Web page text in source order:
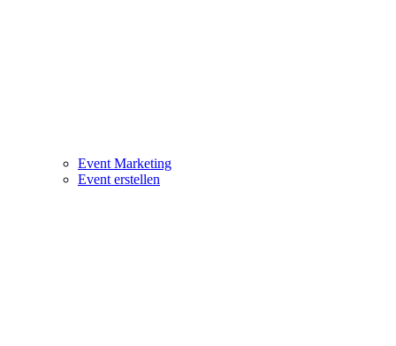
Event Marketing
Event erstellen